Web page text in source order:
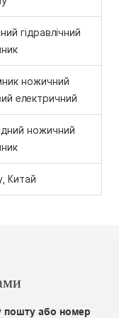
гідравлічний
ножичний
електричний
ножичний
Китай
пошту або номер